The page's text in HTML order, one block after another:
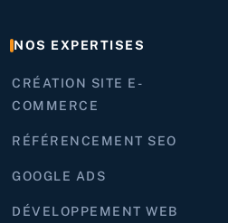
NOS EXPERTISES
CRÉATION SITE E-
COMMERCE
RÉFÉRENCEMENT SEO
GOOGLE ADS
DÉVELOPPEMENT WEB